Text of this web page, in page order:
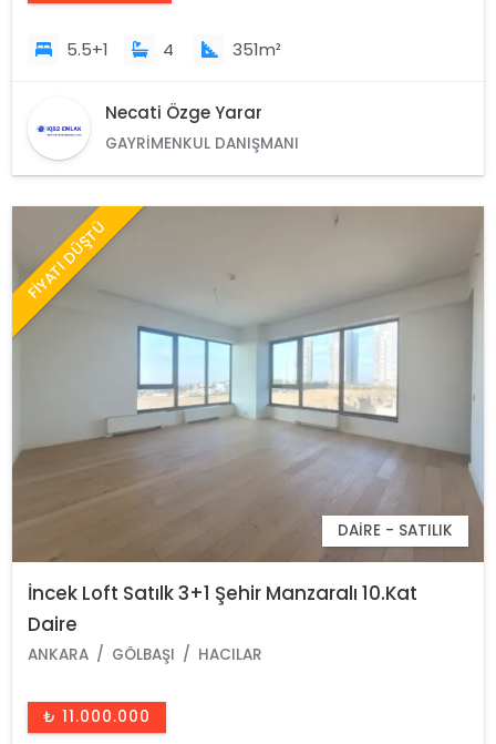
5.5+1 4 351m²
Necati Özge Yarar
GAYRIMENKUL DANIŞMANI
FİYATI DÜŞTÜ
DAIRE - SATILIK
İncek Loft Satılk 3+1 Şehir Manzaralı 10.Kat
Daire
ANKARA GÖLBAŞI HACILAR
₺ 11.000.000